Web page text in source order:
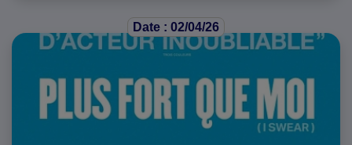
Date : 02/04/26